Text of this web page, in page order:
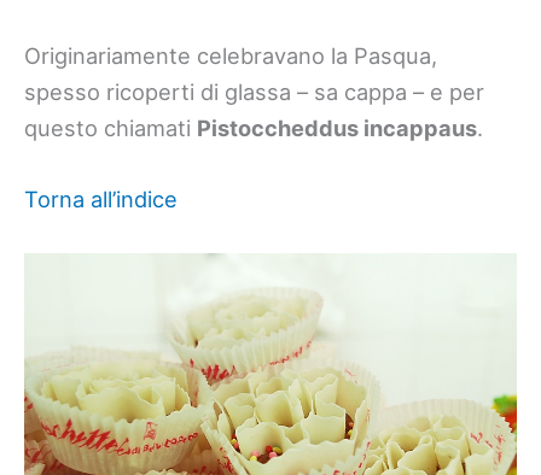
Originariamente celebravano la Pasqua,
spesso ricoperti di glassa – sa cappa – e per
questo chiamati Pistoccheddus incappaus.
Torna all’indice